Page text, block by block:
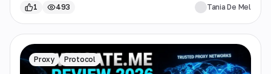
1 493 Tania De Mel
Proxy Protocol